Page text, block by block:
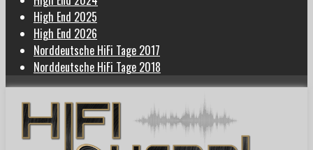
High End 2025
High End 2026
Norddeutsche HiFi Tage 2017
Norddeutsche HiFi Tage 2018